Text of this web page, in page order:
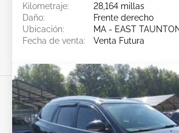
Kilometraje:
28,164 millas
Daño:
Frente derecho
Ubicación:
MA - EAST
Fecha de venta:
Venta Futura